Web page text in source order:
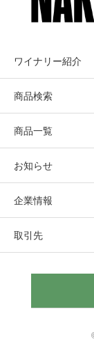
ワイナリー紹介
商品検索
商品一覧
お知らせ
企業情報
取引先